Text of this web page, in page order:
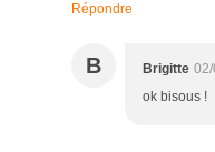
Répondre
B Brigitte
ok bisous !